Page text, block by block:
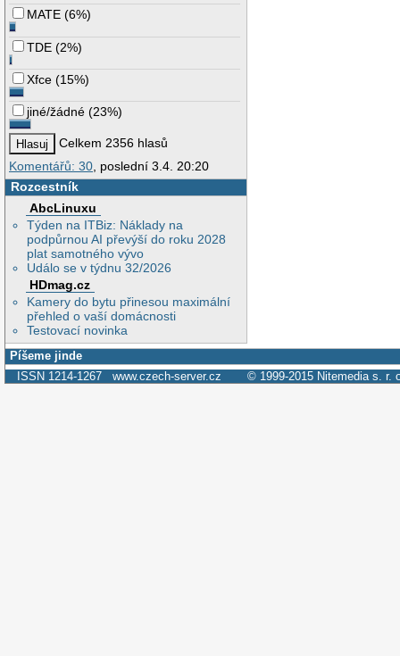
MATE (6%)
TDE (2%)
Xfce (15%)
jiné/žádné (23%)
Celkem 2356 hlasů
Komentářů: 30 , poslední 3.4. 20:20
Rozcestník
AbcLinuxu
Týden na ITBiz: Náklady na
podpůrnou AI převýší do roku 2028
plat samotného vývo
Událo se v týdnu 32/2026
HDmag.cz
Kamery do bytu přinesou maximální
přehled o vaší domácnosti
Testovací novinka
Píšeme jinde
ISSN 1214-1267 www.czech-server.cz © 1999-2015 Nitemedia s. r.